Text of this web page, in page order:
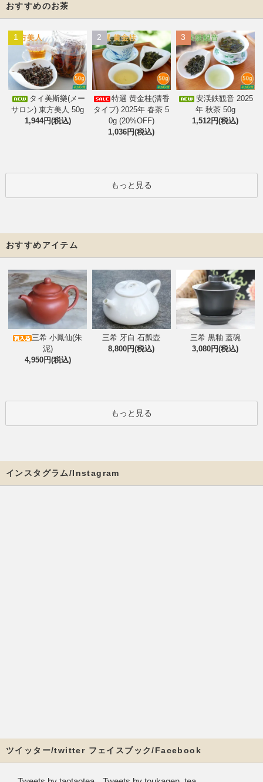
おすすめのお茶
1
タイ美斯樂(メー
サロン) 東方美人 50g
1,944円(税込)
2
特選 黄金桂(清香
タイプ) 2025年 春茶 5
0g (20%OFF)
1,036円(税込)
3
安渓鉄観音 2025
年 秋茶 50g
1,512円(税込)
もっと見る
おすすめアイテム
三希 小鳳仙(朱
泥)
4,950円(税込)
三希 牙白 石瓢壺
8,800円(税込)
三希 黒釉 蓋碗
3,080円(税込)
もっと見る
インスタグラム/Instagram
ツイッター/twitter フェイスブック/Facebook